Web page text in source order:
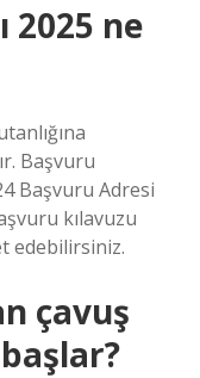
2025 ne
Başvuru
Başvuru Adresi
kılavuzu
edebilirsiniz.
çavuş